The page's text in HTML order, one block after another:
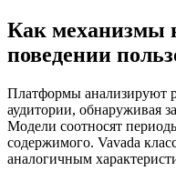
Как механизмы
поведении
Платформы анализируют
аудитории, обнаруживая
Модели соотносят
содержимого. Vavada
аналогичным